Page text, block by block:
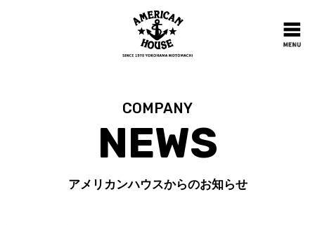
COMPANY
NEWS
アメリカンハウスからのお知らせ